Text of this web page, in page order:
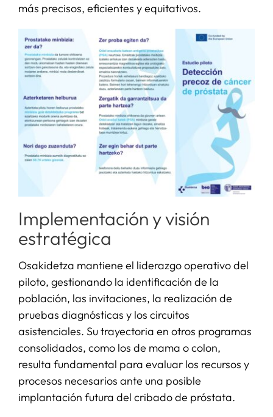
más precisos, eficientes y equitativos.
Implementación y visión
estratégica
Osakidetza mantiene el liderazgo operativo del
piloto, gestionando la identificación de la
población, las invitaciones, la realización de
pruebas diagnósticas y los circuitos
asistenciales. Su trayectoria en otros programas
consolidados, como los de mama o colon,
resulta fundamental para evaluar los recursos y
procesos necesarios ante una posible
implantación futura del cribado de próstata.